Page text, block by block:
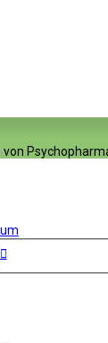
Erweiterte